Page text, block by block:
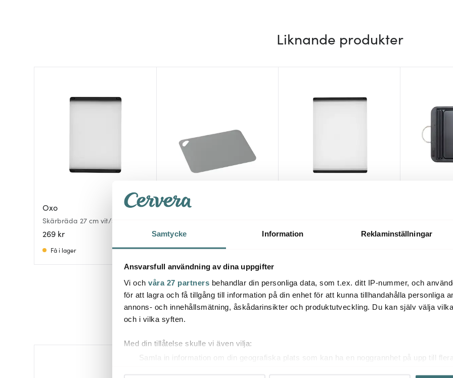
Samtycke Information Reklaminställningar
Ansvarsfull användning av dina uppgifter
Vi och våra 27 partners behandlar din personliga data, som t.ex. ditt IP-nummer, och
för att lagra och få tillgång till information på din enhet för att kunna tillhandahålla personliga
annons- och innehållsmätning, åskådarinsikter och produktutveckling. Du kan själv välja
och i vilka syften.
Med din tillåtelse skulle vi även vilja:
Samla in information om din geografiska plats som kan ha en noggrannhet på upp till
Liknande produkter
Oxo
Skärbräda 27 cm vit/svart
269 kr
Få i lager
Zassenhaus
Grå
139 kr
I lager
349 kr 249 kr
Du kanske också gillar